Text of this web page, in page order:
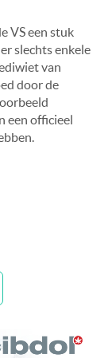
VS een stuk
slechts enkele
van
door de
een officieel